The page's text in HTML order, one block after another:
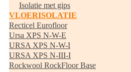
Isolatie met gips
VLOERISOLATIE
Recticel Eurofloor
Ursa XPS N-W-E
URSA XPS N-W-I
URSA XPS N-III-I
Rockwool RockFloor Base